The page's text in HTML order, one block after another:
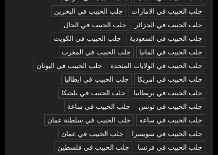
جلب الحبيب في الامارات
جلب الحبيب في البحرين
جلب الحبيب في الجزائر
جلب الحبيب في الحال
جلب الحبيب في السعودية
جلب الحبيب في الكويت
جلب الحبيب في المانيا
جلب الحبيب في المغرب
جلب الحبيب في الولايات المتحدة
جلب الحبيب في اليونان
جلب الحبيب في امريكا
جلب الحبيب في ايطاليا
جلب الحبيب في بريطانيا
جلب الحبيب في بلجيكا
جلب الحبيب في تونس
جلب الحبيب في ساعة
جلب الحبيب في ساعه
جلب الحبيب في سلطنة عمان
جلب الحبيب في سويسرا
جلب الحبيب في عمان
جلب الحبيب في فرنسا
جلب الحبيب في فلسطين